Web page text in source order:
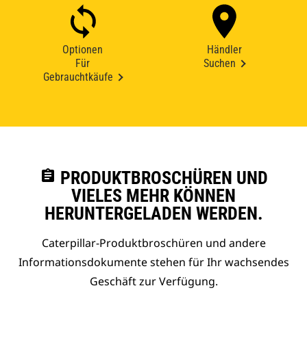
Optionen
Für
Gebrauchtkäufe
Händler
Suchen
assignment PRODUKTBROSCHÜREN UND
VIELES MEHR KÖNNEN
HERUNTERGELADEN WERDEN.
Caterpillar-Produktbroschüren und andere
Informationsdokumente stehen für Ihr wachsendes
Geschäft zur Verfügung.